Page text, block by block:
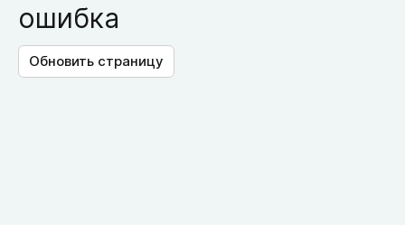
ошибка
Обновить страницу